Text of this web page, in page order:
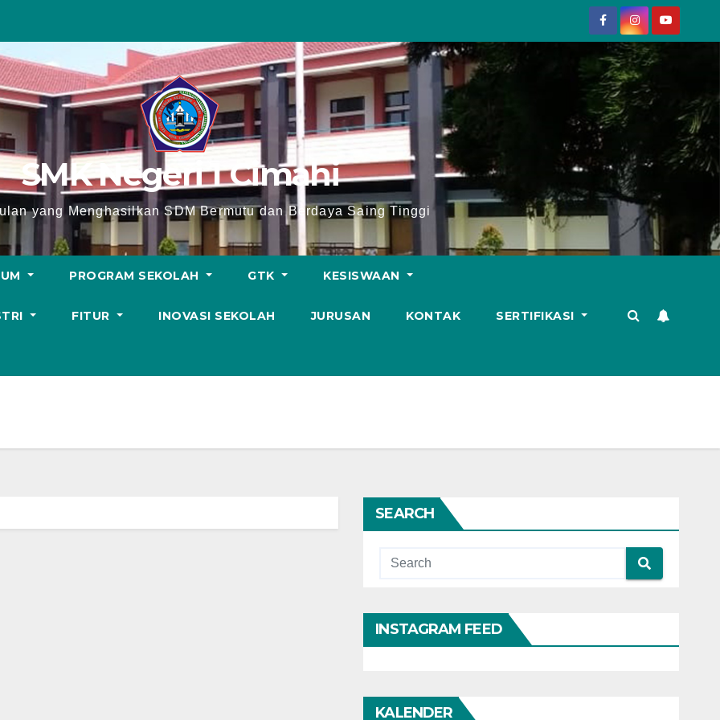
SMK Negeri 1 Cimahi
yang Menghasilkan SDM Bermutu dan Berdaya Saing Tinggi
PROGRAM SEKOLAH GTK KESISWAAN
FITUR INOVASI SEKOLAH JURUSAN KONTAK SERTIFIKASI
SEARCH
INSTAGRAM FEED
KALENDER